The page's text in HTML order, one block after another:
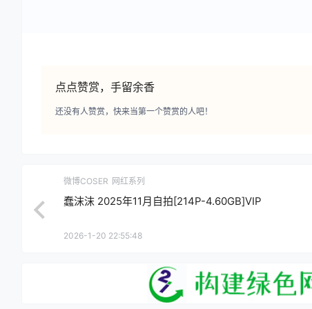
点点赞赏，手留余香
还没有人赞赏，快来当第一个赞赏的人吧！
微博COSER 网红系列
蠢沫沫 2025年11月自拍[214P-4.60GB]VIP
2026-1-20 22:55:48